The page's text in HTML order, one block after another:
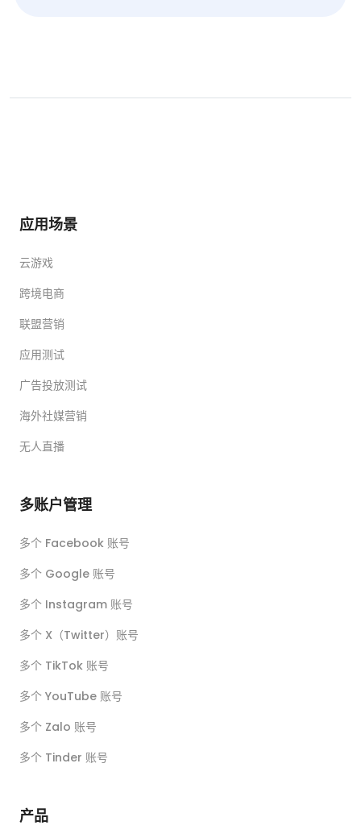
应用场景
云游戏
跨境电商
联盟营销
应用测试
广告投放测试
海外社媒营销
无人直播
多账户管理
多个 Facebook 账号
多个 Google 账号
多个 Instagram 账号
多个 X（Twitter）账号
多个 TikTok 账号
多个 YouTube 账号
多个 Zalo 账号
多个 Tinder 账号
产品